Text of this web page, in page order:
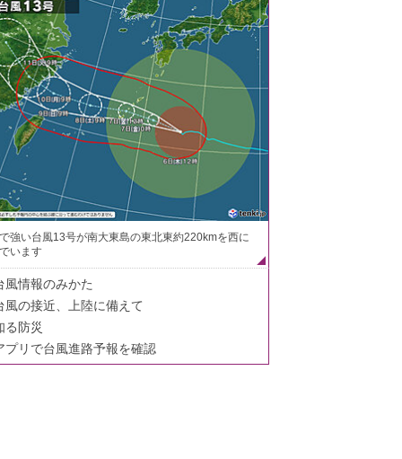
強い台風13号が南大東島の東北東約220kmを西に
います
風情報のみかた
風の接近、上陸に備えて
る防災
プリで台風進路予報を確認